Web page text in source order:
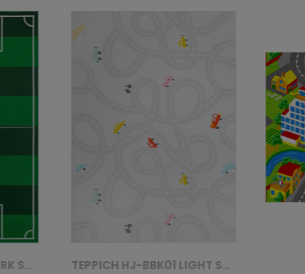
TEPPICH HJ-BBK02 DARK SNOOKI BBK - ZIELONY TEPPICH HJ-BBK01 LIGHT SNOOKI BBK - BEŻOWY